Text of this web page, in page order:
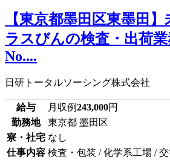
【東京都墨田区東墨田
ラスびんの検査・出荷
No....
日研トータルソーシング株式会社
給与 月収例243,000円
勤務地
東京都 墨田区
寮・社宅 なし
仕事内容 検査・包装 / 化学系工場 / 交